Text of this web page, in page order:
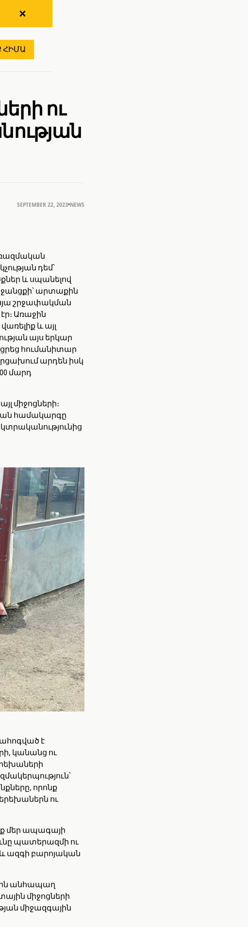
ՀԻՄԱ
ու
SEPTEMBER 22, 2023 NEWS
ռազմական
դեմ՝
և սպանելով
արտաքին
շրջափակման
Առաջին
և այլ
այս երկար
հումանիտար
արդեն իսկ
մարդ
միջոցների։
համակարգը
է
կանանց ու
որոնք
ու
մեր ապագայի
պատերազմի ու
և ազգի բարոյական
անհապաղ
միջոցների
միջազգային